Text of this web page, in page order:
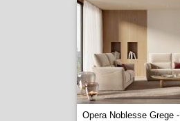
Opera Noblesse Grege -